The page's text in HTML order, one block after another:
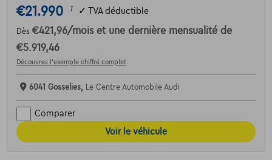
€21.990 1 ✓ TVA déductible
Dès €421,96/mois et une dernière mensualité de
€5.919,46
Découvrez l’exemple chiffré complet
6041 Gosselies, Le Centre Automobile Audi
Comparer
Voir le véhicule